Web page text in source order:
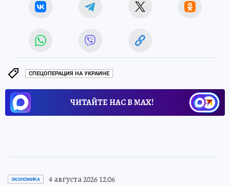
СПЕЦОПЕРАЦИЯ НА УКРАИНЕ
ЧИТАЙТЕ НАС В МАХ!
ЭКОНОМИКА 4 августа 2026 12:06